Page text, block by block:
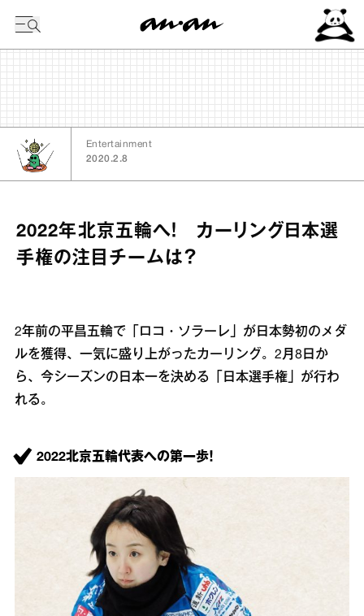
Entertainment
2020.2.8
2022年北京五輪へ！ カーリング日本選
手権の注目チームは？
2年前の平昌五輪で「ロコ・ソラーレ」が日本勢初のメダ
ルを獲得、一気に盛り上がったカーリング。2月8日か
ら、今シーズンの日本一を決める「日本選手権」が行わ
れる。
2022北京五輪代表への第一歩！